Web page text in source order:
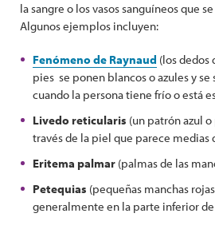
la sangre o los vasos sanguíneos que
Algunos ejemplos incluyen:
Fenómeno de Raynaud (los dedos
pies se ponen blancos o azules y
cuando la persona tiene frío o está
Livedo reticularis (un patrón azul
través de la piel que parece medias
Eritema palmar (palmas de las
Petequias (pequeñas manchas
generalmente en la parte inferior